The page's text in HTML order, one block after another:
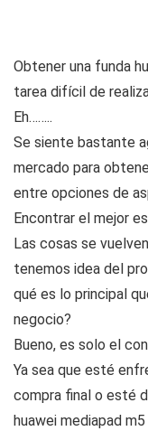
Obtener una funda
tarea difícil de
Eh……..
Se siente bastante
mercado para
entre opciones de
Encontrar el mejor
Las cosas se
tenemos idea del
qué es lo principal
negocio?
Bueno, es solo el
Ya sea que esté
compra final o esté
huawei mediapad